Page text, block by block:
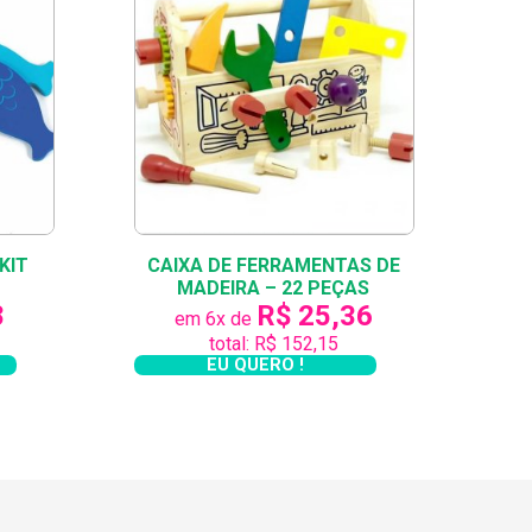
espaço de brincar…
travelhobbiesandsparetime/playing-with-
ter muito espaço para isso! Nossos
com seus filhos na KforYou!!!
CAIXA DE FERRAMENTAS DE
MADEIRA – 22 PEÇAS
em 6x de R$ 25,36
total: R$ 152,15
EU QUERO !